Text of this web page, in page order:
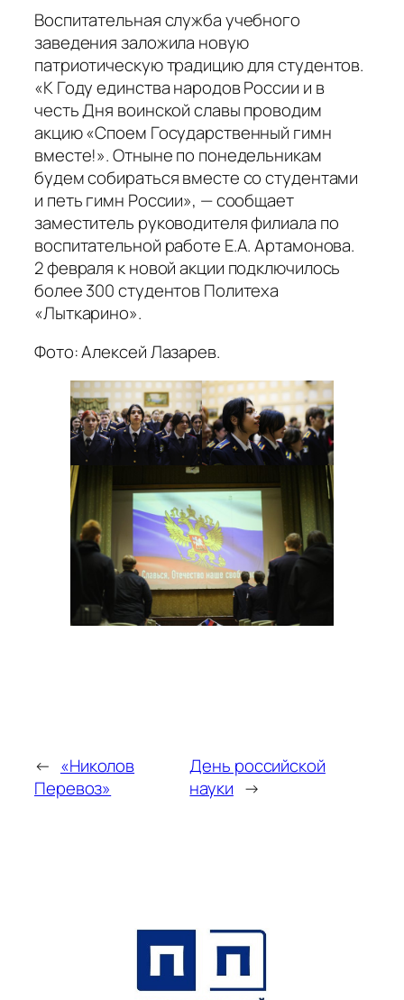
Воспитательная служба учебного
заведения заложила новую
патриотическую традицию для студентов.
«К Году единства народов России и в
честь Дня воинской славы проводим
акцию «Споем Государственный гимн
вместе!». Отныне по понедельникам
будем собираться вместе со студентами
и петь гимн России», — сообщает
заместитель руководителя филиала по
воспитательной работе Е.А. Артамонова.
2 февраля к новой акции подключилось
более 300 студентов Политеха
«Лыткарино».
Фото: Алексей Лазарев.
← «Николов
Перевоз»
День российской
науки →